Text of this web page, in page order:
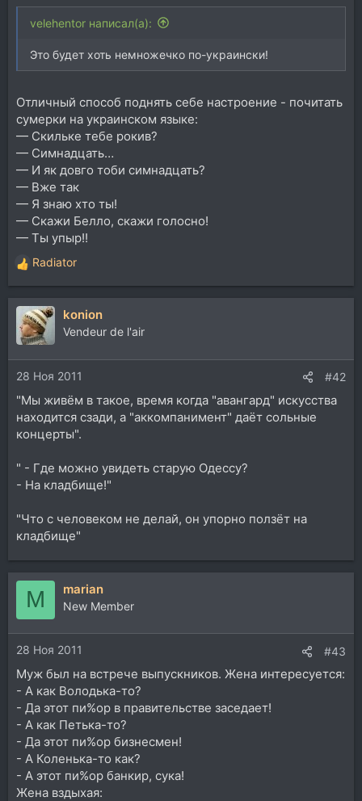
velehentor написал(а):
Это будет хоть немножечко по-украински!
Отличный способ поднять себе настроение - почитать
сумерки на украинском языке:
— Скильке тебе рокив?
— Симнадцать…
— И як довго тоби симнадцать?
— Вже так
— Я знаю хто ты!
— Скажи Белло, скажи голосно!
— Ты упыр!!
Р
е
а
к
ц
и
и
:
Radiator
konion
Vendeur de l'air
28 Ноя 2011 #42
"Мы живём в такое, время когда "авангард" искусства
находится сзади, а "аккомпанимент" даёт сольные
концерты".
" - Где можно увидеть старую Одессу?
- На кладбище!"
"Что с человеком не делай, он упорно ползёт на
кладбище"
M marian
New Member
28 Ноя 2011 #43
Муж был на встрече выпускников. Жена интересуется:
- А как Володька-то?
- Да этот пи%ор в правительстве заседает!
- А как Петька-то?
- Да этот пи%ор бизнесмен!
- А Коленька-то как?
- А этот пи%ор банкир, сука!
Жена вздыхая: